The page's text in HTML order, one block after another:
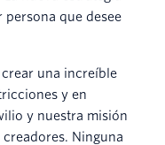
que desee
una increíble
y en
y nuestra misión
Ninguna